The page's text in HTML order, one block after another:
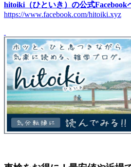
hitoiki（ひといき）の公式
https://www.facebook.com/hitoiki.xyz